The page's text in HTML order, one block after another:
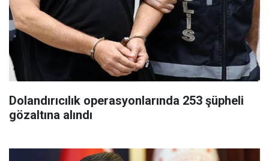
Dolandırıcılık operasyonlarında 253 şüpheli
gözaltına alındı